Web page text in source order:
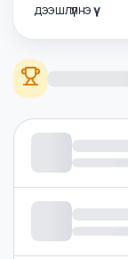
5-7 жил2хүн
дээшлүүлнэ үү